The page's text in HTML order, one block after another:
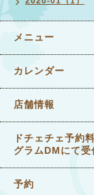
メニュー
カレンダー
店舗情報
ドチェチェ
グラムDMにて受
予約